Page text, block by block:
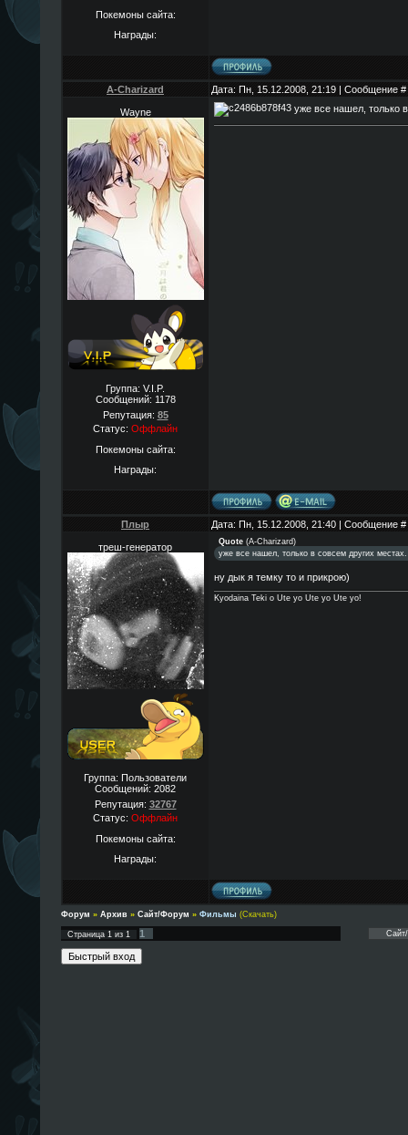
Покемоны сайта:
Награды:
A-Charizard Дата: Пн, 15.12.2008, 21:19 | Сообщение #
Wayne
Группа: V.I.P.
Сообщений: 1178
Репутация: 85
Статус: Оффлайн
Покемоны сайта:
Награды:
уже все нашел, только
Плыр Дата: Пн, 15.12.2008, 21:40 | Сообщение #
треш-генератор
Группа: Пользователи
Сообщений: 2082
Репутация: 32767
Статус: Оффлайн
Покемоны сайта:
Награды:
Quote(A-Charizard)
уже все нашел, только в совсем других местах.
ну дык я темку то и прикрою)
Kyodaina Teki o Ute yo Ute yo Ute yo!
Форум » Архив » Сайт/Форум » Фильмы (Скачать)
Страница 1из 1 1